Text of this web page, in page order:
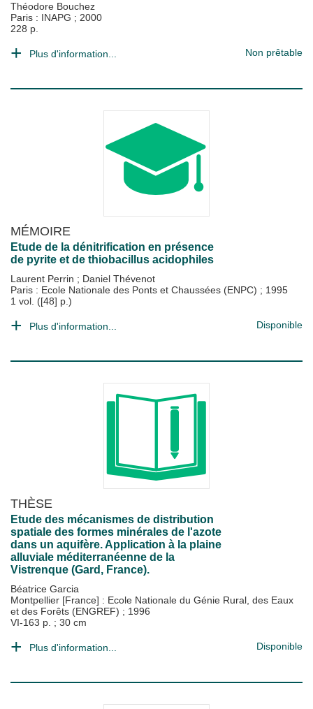
Théodore Bouchez
Paris : INAPG ; 2000
228 p.
Plus d'information... Non prêtable
MÉMOIRE
Etude de la dénitrification en présence
de pyrite et de thiobacillus acidophiles
Laurent Perrin ; Daniel Thévenot
Paris : Ecole Nationale des Ponts et Chaussées (ENPC) ; 1995
1 vol. ([48] p.)
Plus d'information... Disponible
THÈSE
Etude des mécanismes de distribution
spatiale des formes minérales de l'azote
dans un aquifère. Application à la plaine
alluviale méditerranéenne de la
Vistrenque (Gard, France).
Béatrice Garcia
Montpellier [France] : Ecole Nationale du Génie Rural, des Eaux
et des Forêts (ENGREF) ; 1996
VI-163 p. ; 30 cm
Plus d'information... Disponible